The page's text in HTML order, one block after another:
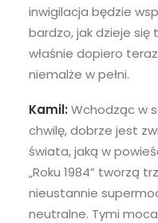
inwigilacja będzie
bardzo, jak dzieje się
właśnie dopiero
niemalże w pełni.
Kamil: Wchodząc w
chwilę, dobrze jest
świata, jaką w
„Roku 1984” tworzą
nieustannie
neutralne. Tymi